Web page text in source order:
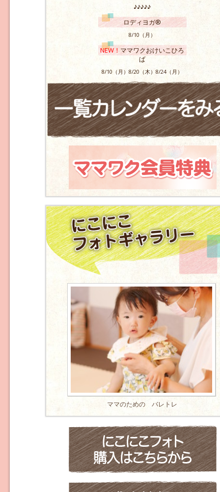
♪♪♪♪♪
ロディヨガ®
8/10（月）
NEW！ママワクおけいこひろ
ば
8/10（月）8/20（木）8/24（月）
ママのための バレトレ